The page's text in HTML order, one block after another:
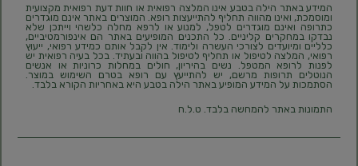
המידע באתר הילה בטבע אינו המלצה רפואית או חוות דעת רפואית מקצועית
ומוסמכת, ואינו מהווה תחליף להתייעצות רופא. המוצרים באתר אינם מוגדרים
כתרופה ואינם מוגדרים לטפל, למנוע או לרפא מחלה כלשהי וייתכן שלא
נבדקו במחקרים קליניים. כל התכנים המופיעים באתר הם אינפורמטיביים,
כלליים ומיועדים לצורכי העשרה ולימוד. אין לקבל אותם כמידע רפואי, ייעוץ
רפואי, המלצה לטיפול או תחליף לטיפול בהווה ובעתיד. בכל בעיה רפואית יש
לפנות לרופא המטפל. נשים בהיריון, חולים במחלות כרוניות או אנשים
הנוטלים תרופות מרשם, יש להתייעץ עם רופא בטרם השימוש במוצר.
הסתמכות על המידע המופיע באתר הילה בטבע היא באחריות הקורא בלבד.
התמונות באתר להמחשה בלבד. ט.ל.ח